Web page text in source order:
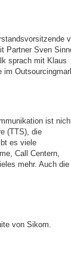
Partner Sven
sprach mit Klaus
im
ist
(TTS), die
es viele
Call Centern,
mehr. Auch die
von Sikom.